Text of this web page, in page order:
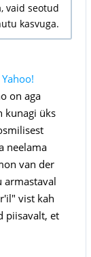
vaid seotud
kasvuga.
Yahoo!
on aga
kunagi üks
neelama
van der
armastaval
vist kah
piisavalt, et